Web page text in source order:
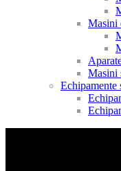
Masini
Masini
Echipamente